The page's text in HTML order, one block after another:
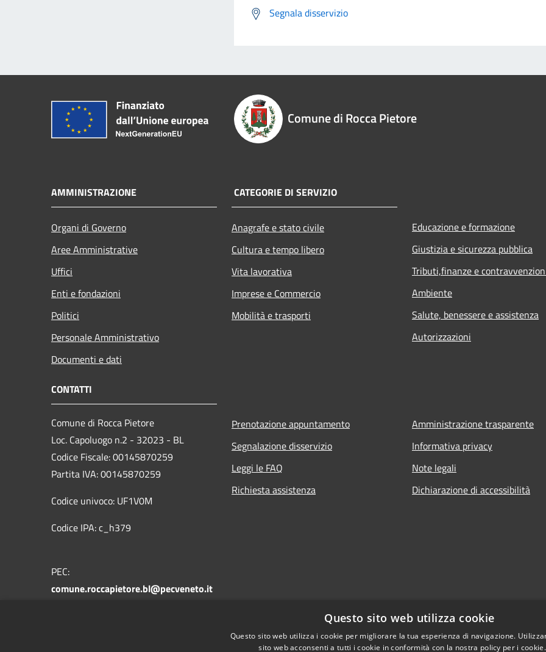
Segnala disservizio
Comune di Rocca Pietore
AMMINISTRAZIONE
Organi di Governo
Aree Amministrative
Uffici
Enti e fondazioni
Politici
Personale Amministrativo
Documenti e dati
CATEGORIE DI SERVIZIO
Anagrafe e stato civile
Cultura e tempo libero
Vita lavorativa
Imprese e Commercio
Mobilità e trasporti
Educazione e formazione
Giustizia e sicurezza pubblica
Tributi,finanze e
Ambiente
Salute, benessere e assistenza
Autorizzazioni
CONTATTI
Comune di Rocca Pietore
Loc. Capoluogo n.2 - 32023 - BL
Codice Fiscale: 00145870259
Partita IVA: 00145870259
Codice univoco: UF1V0M
Codice IPA: c_h379
PEC:
comune.roccapietore.bl@pecveneto.it
Prenotazione appuntamento
Segnalazione disservizio
Leggi le FAQ
Richiesta assistenza
Amministrazione trasparente
Informativa privacy
Note legali
Dichiarazione di accessibilità
Questo sito web utilizza cookie
Questo sito web utilizza i cookie per migliorare la tua esperienza di navigazione.
sito web acconsenti a tutti i cookie in conformità con la nostra policy per i